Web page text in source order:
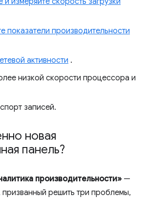
показатели производительности
активности .
низкой скорости процессора и
записей.
новая
панель?
производительности» —
призванный решить три проблемы,